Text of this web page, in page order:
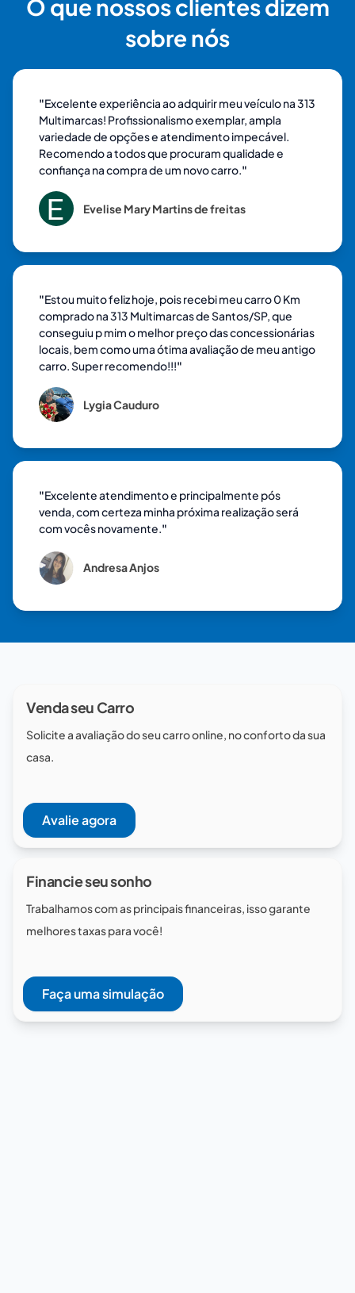
O que nossos clientes dizem
sobre nós
"Excelente experiência ao adquirir meu veículo na 313
Multimarcas! Profissionalismo exemplar, ampla
variedade de opções e atendimento impecável.
Recomendo a todos que procuram qualidade e
confiança na compra de um novo carro."
Evelise Mary Martins de freitas
"Estou muito feliz hoje, pois recebi meu carro 0 Km
comprado na 313 Multimarcas de Santos/SP, que
conseguiu p mim o melhor preço das concessionárias
locais, bem como uma ótima avaliação de meu antigo
carro. Super recomendo!!!"
Lygia Cauduro
"Excelente atendimento e principalmente pós
venda, com certeza minha próxima realização será
com vocês novamente."
Andresa Anjos
Venda seu Carro
Solicite a avaliação do seu carro online, no conforto da sua
casa.
Avalie agora
Financie seu sonho
Trabalhamos com as principais financeiras, isso garante
melhores taxas para você!
Faça uma simulação